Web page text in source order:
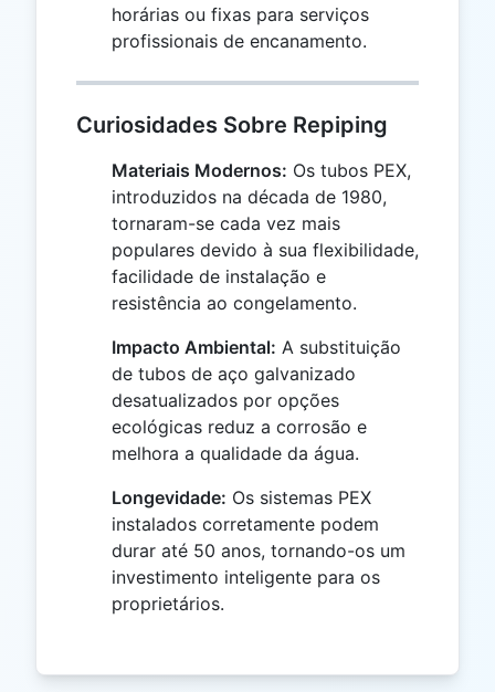
horárias ou fixas para serviços
profissionais de encanamento.
Curiosidades Sobre Repiping
Materiais Modernos: Os tubos PEX,
introduzidos na década de 1980,
tornaram-se cada vez mais
populares devido à sua flexibilidade,
facilidade de instalação e
resistência ao congelamento.
Impacto Ambiental: A substituição
de tubos de aço galvanizado
desatualizados por opções
ecológicas reduz a corrosão e
melhora a qualidade da água.
Longevidade: Os sistemas PEX
instalados corretamente podem
durar até 50 anos, tornando-os um
investimento inteligente para os
proprietários.